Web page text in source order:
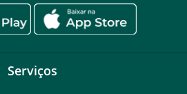
Serviços